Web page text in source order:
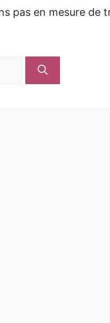
pas en mesure de